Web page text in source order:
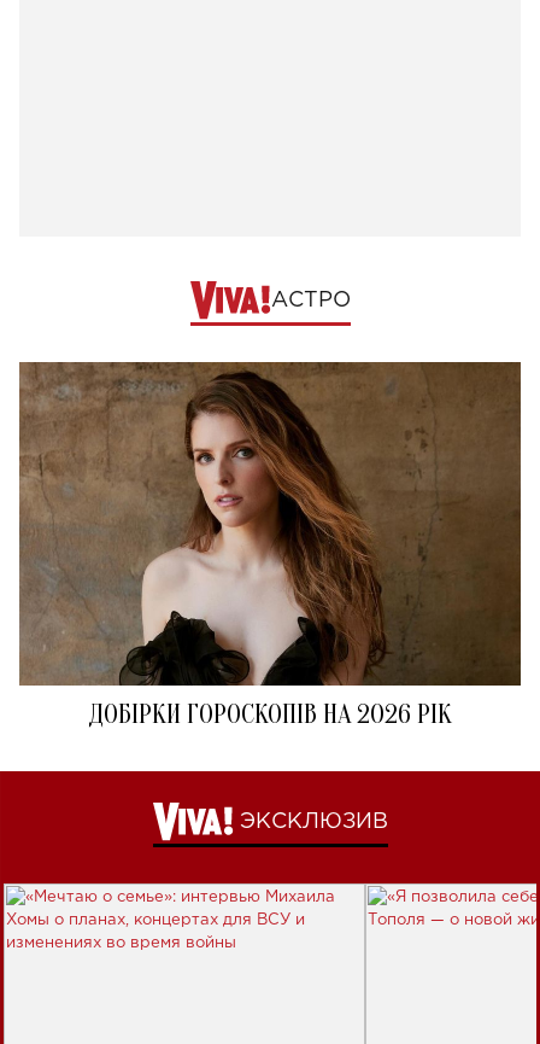
АСТРО
ДОБІРКИ ГОРОСКОПІВ НА 2026 РІК
ЭКСКЛЮЗИВ